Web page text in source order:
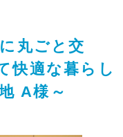
丸ごと交
快適な暮らし
A様～